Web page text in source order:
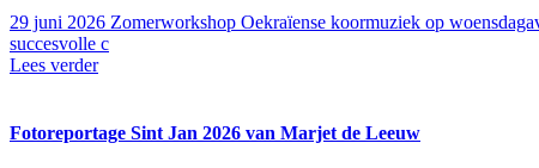
29 juni 2026 Zomerworkshop Oekraïense koormuziek op
succesvolle c
Lees verder
Fotoreportage Sint Jan 2026 van Marjet de Leeuw